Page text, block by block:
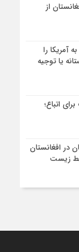
از
۱۲ کشور به آمریکا را
یا توجیه
اتباع؛
در افغانستان
زیست